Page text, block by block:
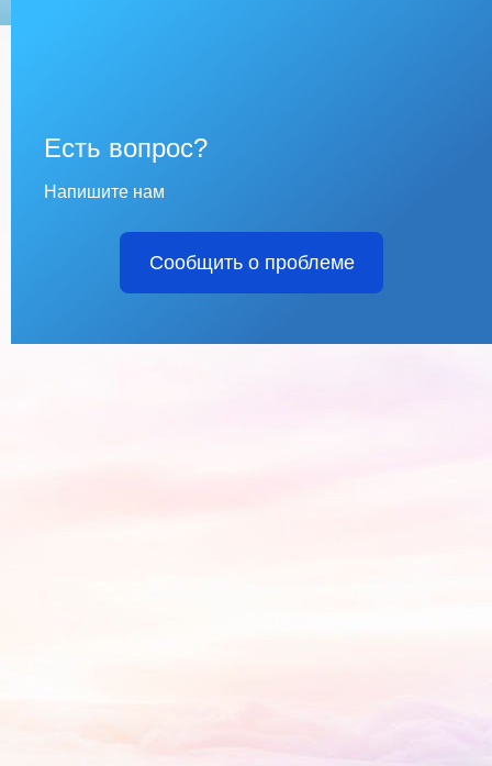
Есть вопрос?
Напишите нам
Сообщить о проблеме